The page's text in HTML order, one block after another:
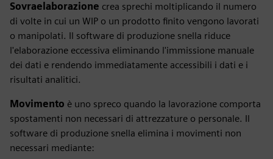
Sovraelaborazione crea sprechi moltiplicando il numero
di volte in cui un WIP o un prodotto finito vengono lavorati
o manipolati. Il software di produzione snella riduce
l'elaborazione eccessiva eliminando l'immissione manuale
dei dati e rendendo immediatamente accessibili i dati e i
risultati analitici.
Movimento è uno spreco quando la lavorazione comporta
spostamenti non necessari di attrezzature o personale. Il
software di produzione snella elimina i movimenti non
necessari mediante: